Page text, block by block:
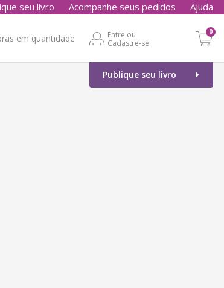
seu livro Acompanhe seus pedidos Ajuda
em quantidade
Entre ou
Cadastre-se
0
Publique seu livro